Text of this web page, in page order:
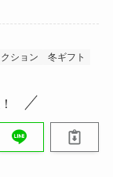
ション 冬ギフト